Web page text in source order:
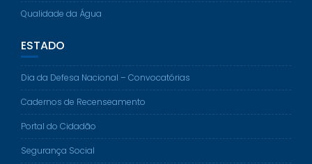
Qualidade da Água
ESTADO
Dia da Defesa Nacional – Convocatórias
Cadernos de Recenseamento
Portal do Cidadão
Segurança Social